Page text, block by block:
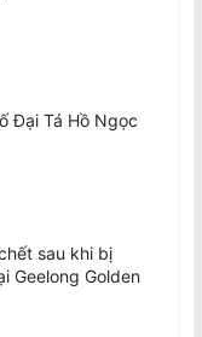
Đại Tá Hồ Ngọc
sau khi bị
Geelong Golden